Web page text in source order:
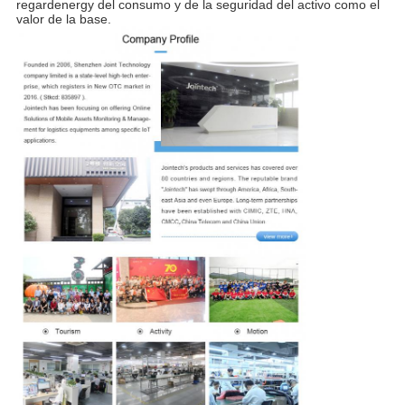
regardenergy del consumo y de la seguridad del activo como el
valor de la base.